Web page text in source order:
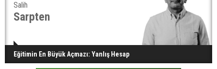
Salih
Sarpten
Eğitimin En Büyük Açmazı: Yanlış Hesap